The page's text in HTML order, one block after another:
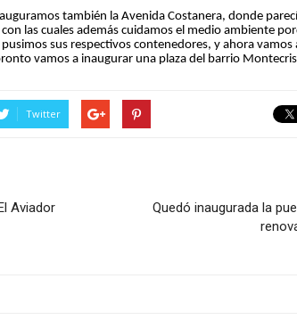
también la Avenida Costanera, donde
las cuales además cuidamos el medio ambiente
sus respectivos contenedores, y ahora vamos
vamos a inaugurar una plaza del barrio
Twitter
Aviador
Quedó inaugurada la